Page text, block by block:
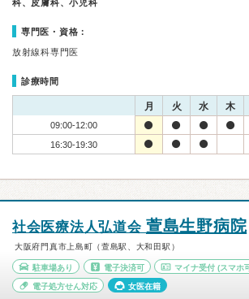
科、皮膚科、小児科
専門医・資格：
放射線科専門医
診療時間
月 火 水 木
09:00-12:00
16:30-19:30
社会医療法人弘道会 萱島生野病院
大阪府門真市上島町（萱島駅、大和田駅）
駐車場あり 電子決済可 マイナ受付 (スマホ
電子処方せん対応 女医在籍